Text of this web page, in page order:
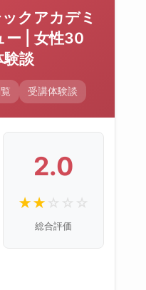
クアカデミ
ー | 女性30
験談
受講体験談
2.0
★★ ☆ ☆ ☆
総合評価